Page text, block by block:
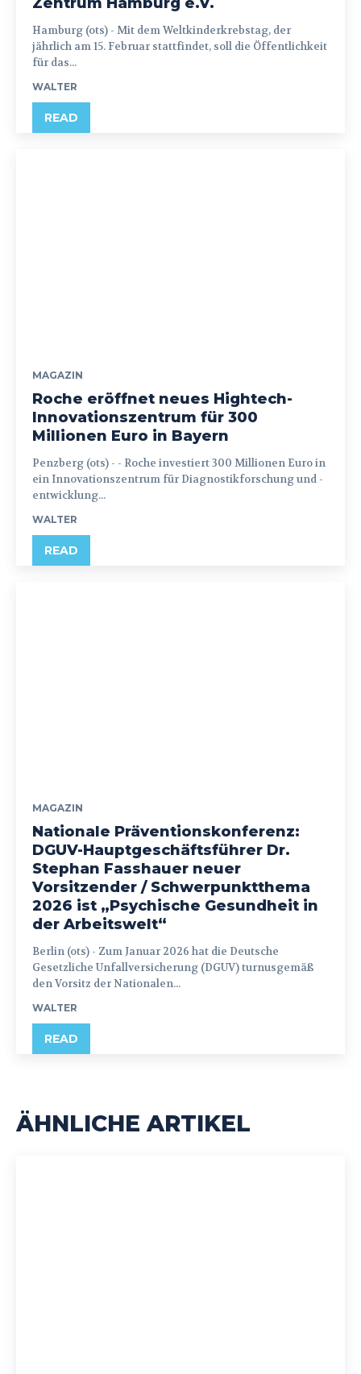
Zentrum Hamburg e.V.
Hamburg (ots) - Mit dem Weltkinderkrebstag, der
jährlich am 15. Februar stattfindet, soll die Öffentlichkeit
für das...
WALTER
READ
MAGAZIN
Roche eröffnet neues Hightech-
Innovationszentrum für 300
Millionen Euro in Bayern
Penzberg (ots) - - Roche investiert 300 Millionen Euro in
ein Innovationszentrum für Diagnostikforschung und -
entwicklung...
WALTER
READ
MAGAZIN
Nationale Präventionskonferenz:
DGUV-Hauptgeschäftsführer Dr.
Stephan Fasshauer neuer
Vorsitzender / Schwerpunktthema
2026 ist „Psychische Gesundheit in
der Arbeitswelt“
Berlin (ots) - Zum Januar 2026 hat die Deutsche
Gesetzliche Unfallversicherung (DGUV) turnusgemäß
den Vorsitz der Nationalen...
WALTER
READ
ÄHNLICHE ARTIKEL